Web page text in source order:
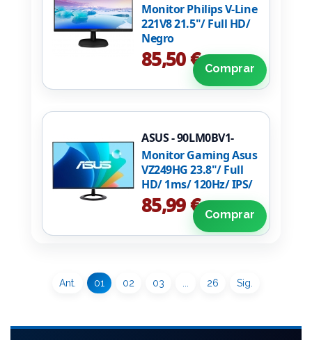
Monitor Philips V-Line
221V8 21.5"/ Full HD/
Negro
85,50 € Comprar
ASUS - 90LM0BV1-
B01A71
Monitor Gaming Asus
VZ249HG 23.8"/ Full
HD/ 1ms/ 120Hz/ IPS/
Negro
85,99 € Comprar
Ant. 01 02 03 26 Sig.